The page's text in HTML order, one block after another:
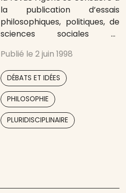
la publication d’essais
philosophiques, politiques, de
sciences sociales et
s’articule autour d’un dossier
de fond ; avec notamment
des traductions et une
volonté de s’adresser à un
large public. Cheville ouvrière
des éditions du même nom, la
revue Agone permet le
Publié le 2 juin 1998
DÉBATS ET IDÉES
PHILOSOPHIE
PLURIDISCIPLINAIRE